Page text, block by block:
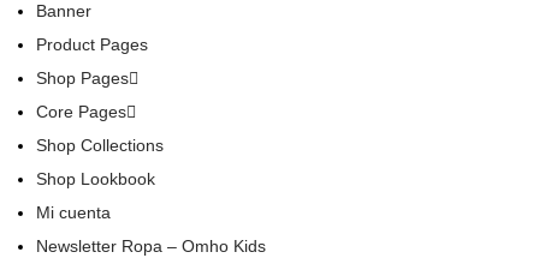
Banner
Product Pages
Shop Pages
Core Pages
Shop Collections
Shop Lookbook
Mi cuenta
Newsletter Ropa – Omho Kids